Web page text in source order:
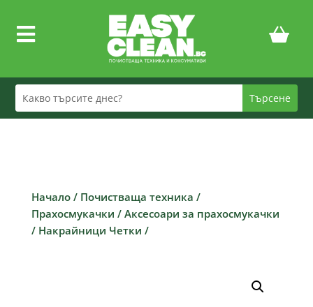

Начало/ Почистваща техника /
Прахосмукачки / Аксесоари за прахосмукачки
/ Накрайници Четки /